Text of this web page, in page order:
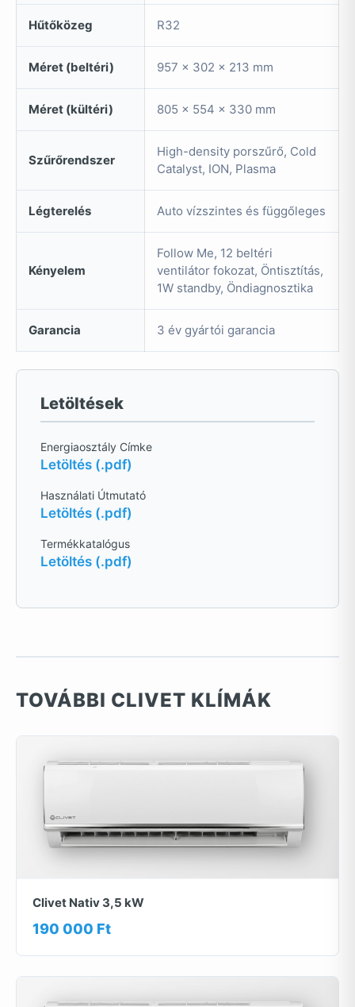
Hűtőközeg R32
Méret (beltéri) 957 x 302 x 213 mm
Méret (kültéri) 805 x 554 x 330 mm
Szűrőrendszer
High-density porszűrő, Cold
Catalyst, ION, Plasma
Légterelés Auto vízszintes és függőleges
Kényelem
Follow Me, 12 beltéri
ventilátor fokozat, Öntisztítás,
1W standby, Öndiagnosztika
Garancia 3 év gyártói garancia
Letöltések
Energiaosztály Címke
Letöltés (.pdf)
Használati Útmutató
Letöltés (.pdf)
Termékkatalógus
Letöltés (.pdf)
TOVÁBBI CLIVET KLÍMÁK
Clivet Nativ 3,5 kW
190 000 Ft